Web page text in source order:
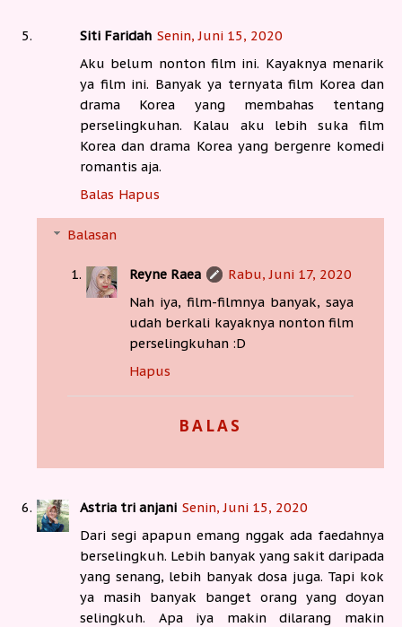
Siti Faridah Senin, Juni 15, 2020
Aku belum nonton film ini. Kayaknya menarik
ya film ini. Banyak ya ternyata film Korea dan
drama Korea yang membahas tentang
perselingkuhan. Kalau aku lebih suka film
Korea dan drama Korea yang bergenre komedi
romantis aja.
Balas Hapus
Balasan
Reyne Raea
Rabu, Juni 17, 2020
Nah iya, film-filmnya banyak, saya
udah berkali kayaknya nonton film
perselingkuhan :D
Hapus
BALAS
Astria tri anjani Senin, Juni 15, 2020
Dari segi apapun emang nggak ada faedahnya
berselingkuh. Lebih banyak yang sakit daripada
yang senang, lebih banyak dosa juga. Tapi kok
ya masih banyak banget orang yang doyan
selingkuh. Apa iya makin dilarang makin